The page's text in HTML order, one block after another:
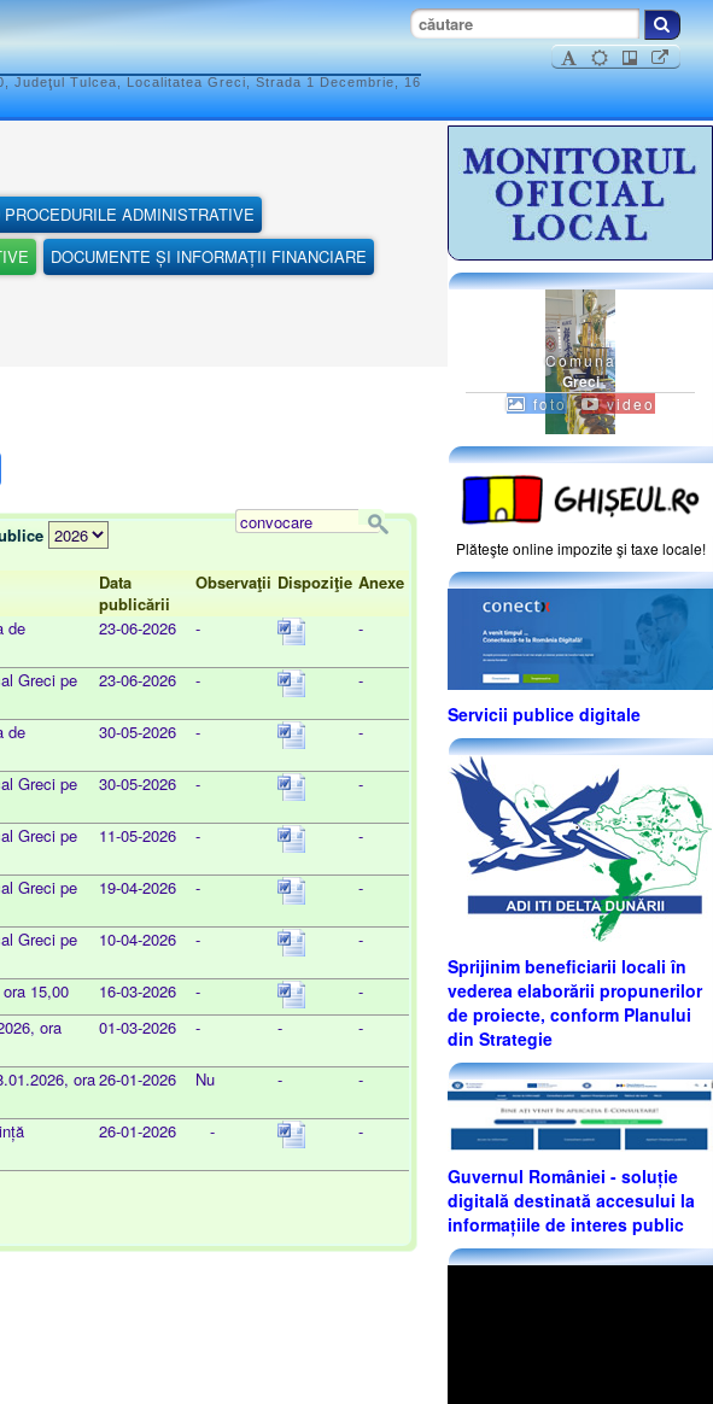
Judeţul Tulcea, Localitatea Greci, Strada 1 Decembrie, 16
ADMINISTRATIVE
DOCUMENTE ȘI INFORMAȚII FINANCIARE
Data
publicării
Observaţii Dispoziţie Anexe
de
23-06-2026 - -
Greci pe
23-06-2026 - -
de
30-05-2026 - -
Greci pe
30-05-2026 - -
Greci pe
11-05-2026 - -
Greci pe
19-04-2026 - -
Greci pe
10-04-2026 - -
15,00 16-03-2026 -
-
ora
01-03-2026 - - -
ora26-01-2026 Nu - -
26-01-2026 - -
Comuna
Greci
foto video
Plăteşte online impozite şi taxe locale!
Servicii publice digitale
Sprijinim beneficiarii locali în
vederea elaborării propunerilor
de proiecte, conform Planului
din Strategie
Guvernul României - soluție
digitală destinată accesului la
informațiile de interes public